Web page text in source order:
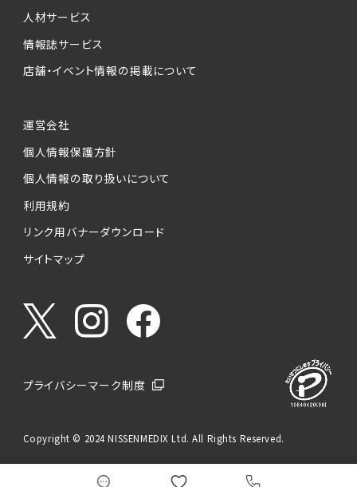
人材サービス
情報誌サービス
店舗・イベント情報の掲載について
運営会社
個人情報保護方針
個人情報の取り扱いについて
利用規約
リンク用バナーダウンロード
サイトマップ
プライバシーマーク制度
Copyright © 2024 NISSENMEDIX Ltd. All Rights Reserved.